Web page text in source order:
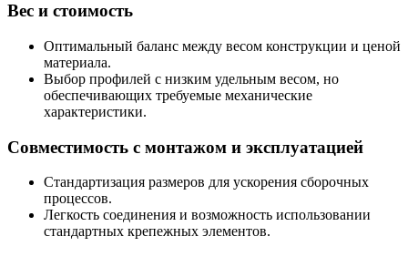
Вес и стоимость
Оптимальный баланс между весом конструкции и ценой
материала.
Выбор профилей с низким удельным весом, но
обеспечивающих требуемые механические
характеристики.
Совместимость с монтажом и эксплуатацией
Стандартизация размеров для ускорения сборочных
процессов.
Легкость соединения и возможность использовании
стандартных крепежных элементов.